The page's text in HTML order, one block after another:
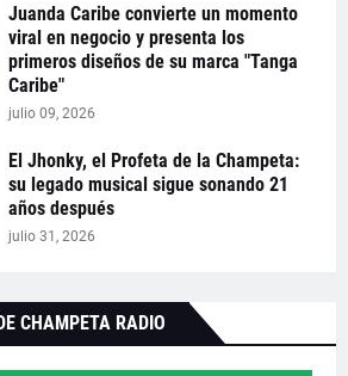
Juanda Caribe convierte un momento
viral en negocio y presenta los
primeros diseños de su marca "Tanga
Caribe"
julio 09, 2026
El Jhonky, el Profeta de la Champeta:
su legado musical sigue sonando 21
años después
julio 31, 2026
CHAMPETA RADIO